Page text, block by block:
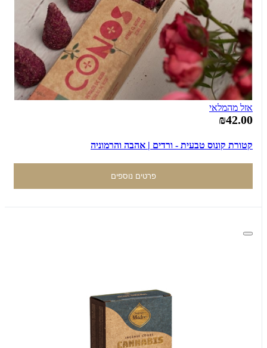
אזל מהמלאי
₪42.00
קטורת קונוס טבעית - ורדים | אהבה והרמוניה
פרטים נוספים